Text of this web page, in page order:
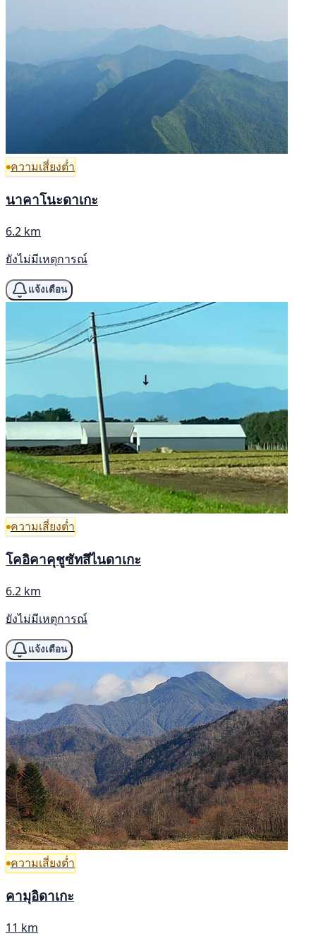
ความเสี่ยงต่ำ
นาคาโนะดาเกะ
6.2 km
ยังไม่มีเหตุการณ์
แจ้งเตือน
ความเสี่ยงต่ำ
โคอิคาคุชูซัทสึไนดาเกะ
6.2 km
ยังไม่มีเหตุการณ์
แจ้งเตือน
ความเสี่ยงต่ำ
คามุอิดาเกะ
11 km